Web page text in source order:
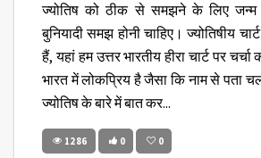
ज्योतिष को ठीक से समझने के लिए
बुनियादी समझ होनी चाहिए। ज्योतिषीय
हैं, यहां हम उत्तर भारतीय हीरा चार्ट पर
भारत में लोकप्रिय है जैसा कि नाम से पता
ज्योतिष के बारे में बात कर...
1286 0 0